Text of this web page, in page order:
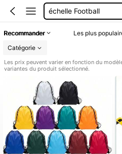
Echelle Sport
Recommander Les plus
Catégorie
Les prix peuvent varier en fonction du
variantes du produit sélectionné.